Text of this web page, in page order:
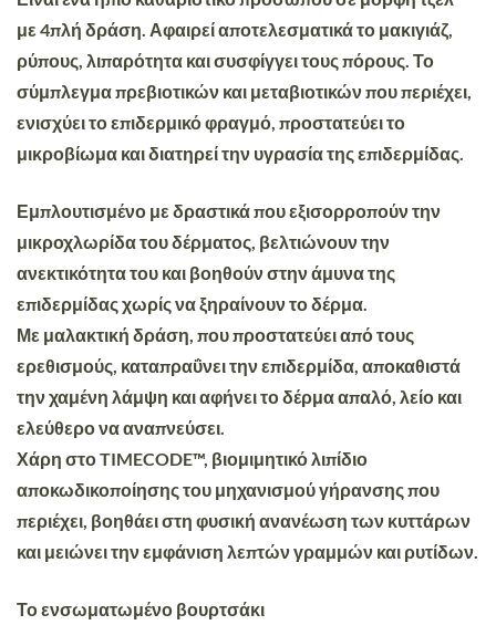
με 4πλή δράση Αφαιρεί αποτελεσματικά το μακιγιάζ,
ρύπους, λιπαρότητα και συσφίγγει τους πόρους. Το
σύμπλεγμα πρεβιοτικών και μεταβιοτικών που περιέχει,
ενισχύει το επιδερμικό φραγμό, προστατεύει το
μικροβίωμα και διατηρεί την υγρασία της επιδερμίδας.
Εμπλουτισμένο με δραστικά που εξισορροπούν την
μικροχλωρίδα του δέρματος, βελτιώνουν την
ανεκτικότητα του και βοηθούν στην άμυνα της
επιδερμίδαςχωρίς να ξηραίνουν το δέρμα
Με μαλακτική δράση , που προστατεύει από τους
ερεθισμούς, καταπραΰνει την επιδερμίδα, αποκαθιστά
την χαμένη λάμψη και αφήνει το δέρμα απαλό, λείο και
ελεύθερο να αναπνεύσει.
Χάρη στοTIMECODE™, βιομιμητικό λιπίδιο
αποκωδικοποίησης του μηχανισμού γήρανσης που
περιέχει, βοηθάει στη φυσική ανανέωση των κυττάρων
και μειώνει την εμφάνιση λεπτών γραμμών και ρυτίδων.
Τοενσωματωμένο βουρτσάκι